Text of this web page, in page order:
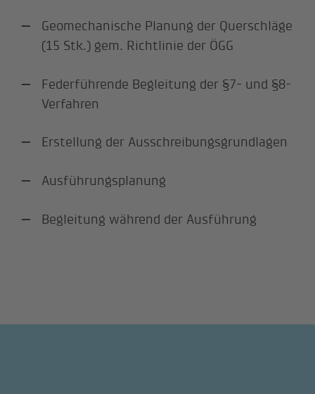
Geomechanische Planung der Querschläge
(15 Stk.) gem. Richtlinie der ÖGG
Federführende Begleitung der §7- und §8-
Verfahren
Erstellung der Ausschreibungsgrundlagen
Ausführungsplanung
Begleitung während der Ausführung